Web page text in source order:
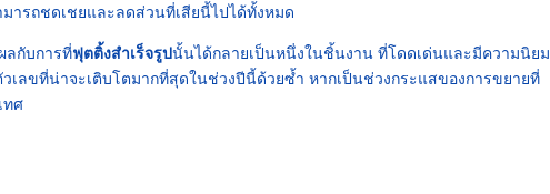
ารถชดเชยและลดส่วนที่เสียนี้ไปได้ทั้งหมด
ลกับการที่ฟุตติ้งสำเร็จรูปนั้นได้กลายเป็นหนึ่งในชิ้นงาน ที่โดดเด่นและมีความนิยม
เลขที่น่าจะเติบโตมากที่สุดในช่วงปีนี้ด้วยซ้ำ หากเป็นช่วงกระแสของการขยายที่
ทศ